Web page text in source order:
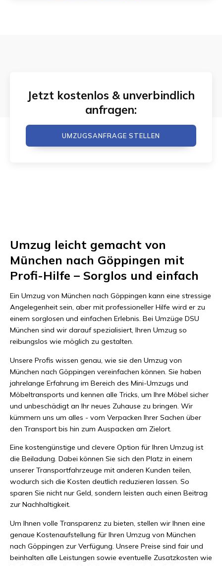
Jetzt kostenlos & unverbindlich
anfragen:
UMZUGSANFRAGE STELLEN
Umzug leicht gemacht von
München nach Göppingen mit
Profi-Hilfe – Sorglos und einfach
Ein Umzug von München nach Göppingen kann eine stressige
Angelegenheit sein, aber mit professioneller Hilfe wird er zu
einem sorglosen und einfachen Erlebnis. Bei Umzüge DSU
München sind wir darauf spezialisiert, Ihren Umzug so
reibungslos wie möglich zu gestalten.
Unsere Profis wissen genau, wie sie den Umzug von
München nach Göppingen vereinfachen können. Sie haben
jahrelange Erfahrung im Bereich des Mini-Umzugs und
Möbeltransports und kennen alle Tricks, um Ihre Möbel sicher
und unbeschädigt an Ihr neues Zuhause zu bringen. Wir
kümmern uns um alles - vom Verpacken Ihrer Sachen über
den Transport bis hin zum Auspacken am Zielort.
Eine kostengünstige und clevere Option für Ihren Umzug ist
die Beiladung. Dabei können Sie sich den Platz in einem
unserer Transportfahrzeuge mit anderen Kunden teilen,
wodurch sich die Kosten deutlich reduzieren lassen. So
sparen Sie nicht nur Geld, sondern leisten auch einen Beitrag
zur Nachhaltigkeit.
Um Ihnen volle Transparenz zu bieten, stellen wir Ihnen eine
genaue Kostenaufstellung für Ihren Umzug von München
nach Göppingen zur Verfügung. Unsere Preise sind fair und
beinhalten alle Leistungen sowie eventuelle Zusatzkosten wie